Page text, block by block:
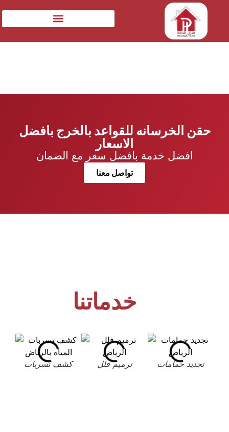
حقن الخرسانه للقواعد بالخرج بافضل
الاسعار
افضل خدمة بافضل سعر مع الضمان
تواصل معنا
خدماتنا
كشف تسربات ترميم فلل تجديد حمامات